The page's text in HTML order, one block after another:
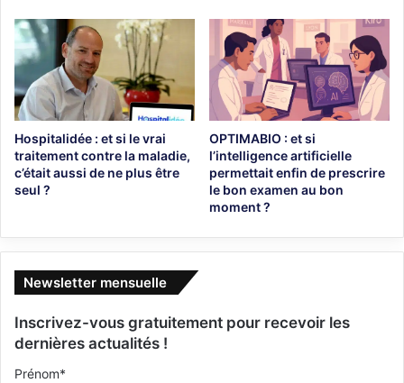
Hospitalidée : et si le vrai
traitement contre la maladie,
c’était aussi de ne plus être
seul ?
OPTIMABIO : et si
l’intelligence artificielle
permettait enfin de prescrire
le bon examen au bon
moment ?
Newsletter mensuelle
Inscrivez-vous gratuitement pour recevoir les
dernières actualités !
Prénom*